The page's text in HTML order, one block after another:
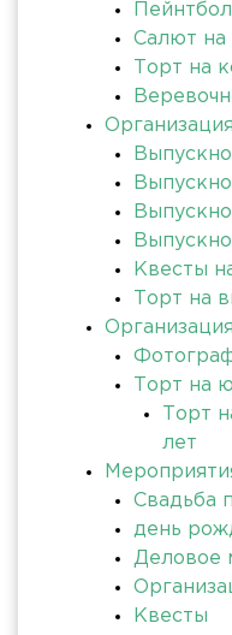
Салют на
Торт на
Квесты
Торт на
Торт на
Торт
лет
Свадьба
день
Деловое
Квесты